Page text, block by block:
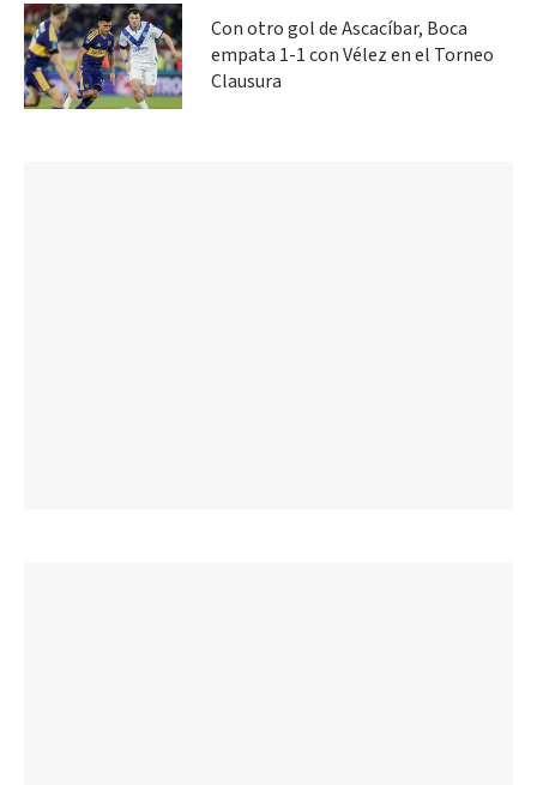
Con otro gol de Ascacíbar, Boca
empata 1-1 con Vélez en el Torneo
Clausura